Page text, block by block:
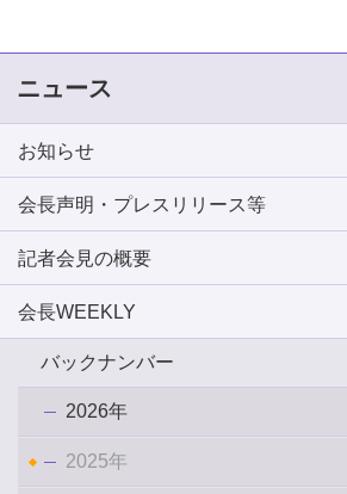
ニュース
お知らせ
会長声明・プレスリリース等
記者会見の概要
会長WEEKLY
バックナンバー
2026年
2025年